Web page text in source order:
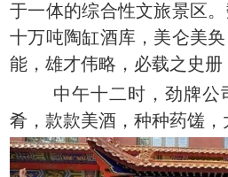
于一体的综合性文旅景区
十万吨陶缸酒库，美仑美
能，雄才伟略，必载之史册
中午十二时，劲牌公
肴，款款美酒，种种药馐，